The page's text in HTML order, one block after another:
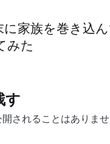
に家族を巻き込
みた
す
されることはありませ